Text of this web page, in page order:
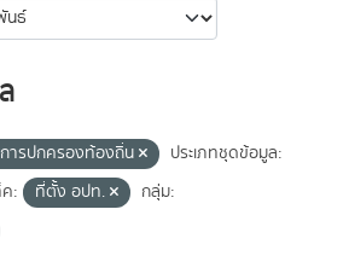
ารปกครองท้องถิ่น
ประเภทชุดข้อมูล:
: ที่ตั้ง อปท.
กลุ่ม: